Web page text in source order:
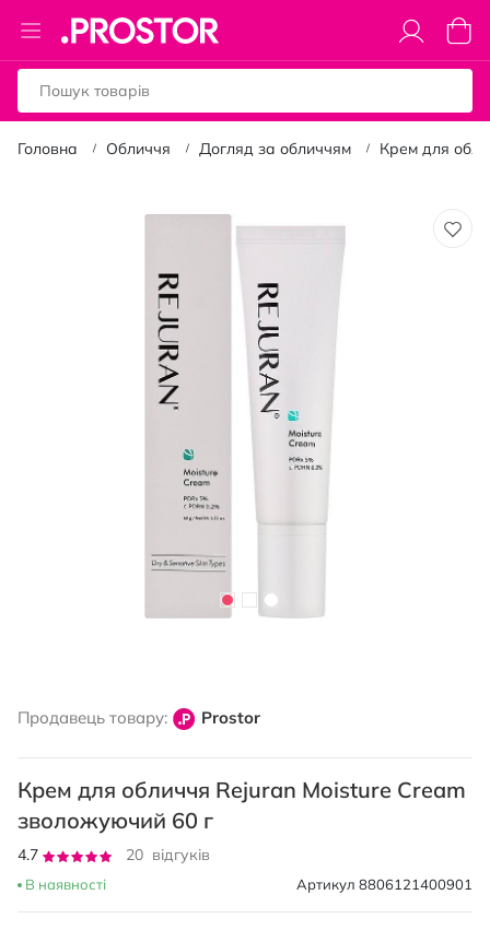
Toggle
Nav
Кошик
Головна Обличчя Догляд за обличчям Крем для
початку
зображень
Продавець товару: Prostor
Крем для обличчя Rejuran Moisture Cream
зволожуючий 60 г
Рейтинг:
4.7
20 відгуків
В наявності Артикул 8806121400901